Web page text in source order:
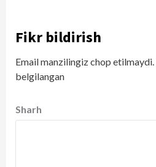
Fikr bildirish
Email manzilingiz chop etilmaydi.
belgilangan
Sharh